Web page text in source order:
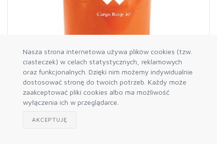
Nasza strona internetowa używa plików cookies (tzw.
ciasteczek) w celach statystycznych, reklamowych
oraz funkcjonalnych. Dzięki nim możemy indywidualnie
dostosować stronę do twoich potrzeb. Każdy może
zaakceptować pliki cookies albo ma możliwość
wyłączenia ich w przeglądarce.
AKCEPTUJĘ
RE-VWV006
Cargo Reep 30L worek, pojemność 30L